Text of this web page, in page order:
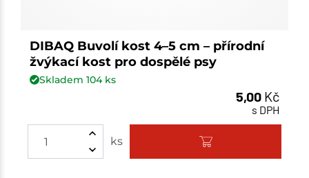
DIBAQ Buvolí kost 4–5 cm – přírodní
žvýkací kost pro dospělé psy
Skladem 104ks
5,00 Kč
s DPH
ks